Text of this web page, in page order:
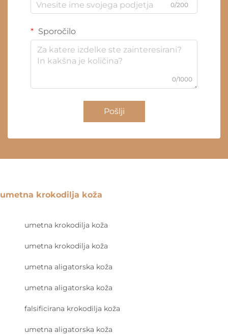
0/200
Sporočilo
0/1000
Pošlji
umetna krokodilja koža
umetna krokodilja koža
umetna krokodilja koža
umetna aligatorska koža
umetna aligatorska koža
falsificirana krokodilja koža
umetna aligatorska koža